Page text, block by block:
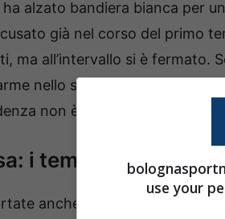
alzato bandiera bianca per un
già nel corso del primo
ma all’intervallo si è fermato.
nello staff medico e nello
non è mai troppa.
i tempi e le
anche dal
use your